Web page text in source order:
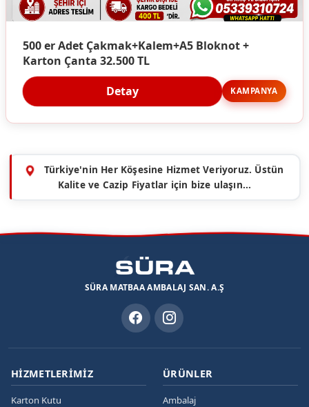
500 er Adet Çakmak+Kalem+A5 Bloknot +
Karton Çanta 32.500 TL
Detay KAMPANYA
Türkiye'nin Her Köşesine Hizmet Veriyoruz. Üstün
Kalite ve Cazip Fiyatlar için bize ulaşın...
SÜRA MATBAA AMBALAJ SAN. A.Ş
HIZMETLERIMIZ
Karton Kutu
ÜRÜNLER
Ambalaj